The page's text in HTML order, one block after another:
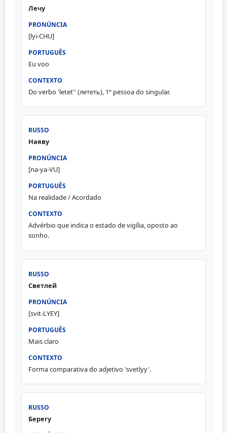
Лечу
[lyi-CHU]
Eu voo
Do verbo 'letet'' (лететь), 1ª pessoa do singular.
Наяву
[na-ya-VU]
Na realidade / Acordado
Advérbio que indica o estado de vigília, oposto ao
sonho.
Светлей
[svit-LYEY]
Mais claro
Forma comparativa do adjetivo 'svetlyy'.
Берегу